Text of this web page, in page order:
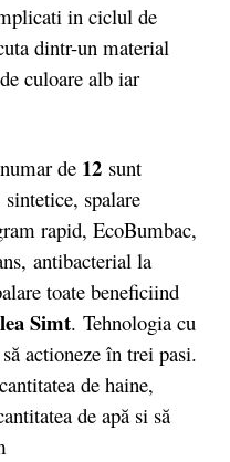
in ciclul de
dintr-un material
culoare alb iar
de 12 sunt
spalare
rapid, EcoBumbac,
antibacterial la
toate beneficiind
Simt. Tehnologia cu
actioneze în trei pasi.
de haine,
de apă si să